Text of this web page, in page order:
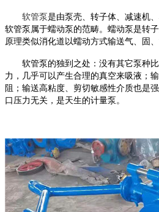
软管泵是由泵壳、转子体、减速机
软管泵 属于蠕动泵的范畴。蠕动泵是转
原理类似消化道以蠕动方式输送气、固
软管泵 的独到之处：没有其它泵种比
力，几乎可以产生合理的真空来吸液；
阻；输送高粘度、剪切敏感性介质也是
口压力无关，是天生的计量泵。